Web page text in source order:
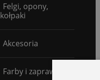
Felgi, opony,
kołpaki
Akcesoria
Farby i zaprawki